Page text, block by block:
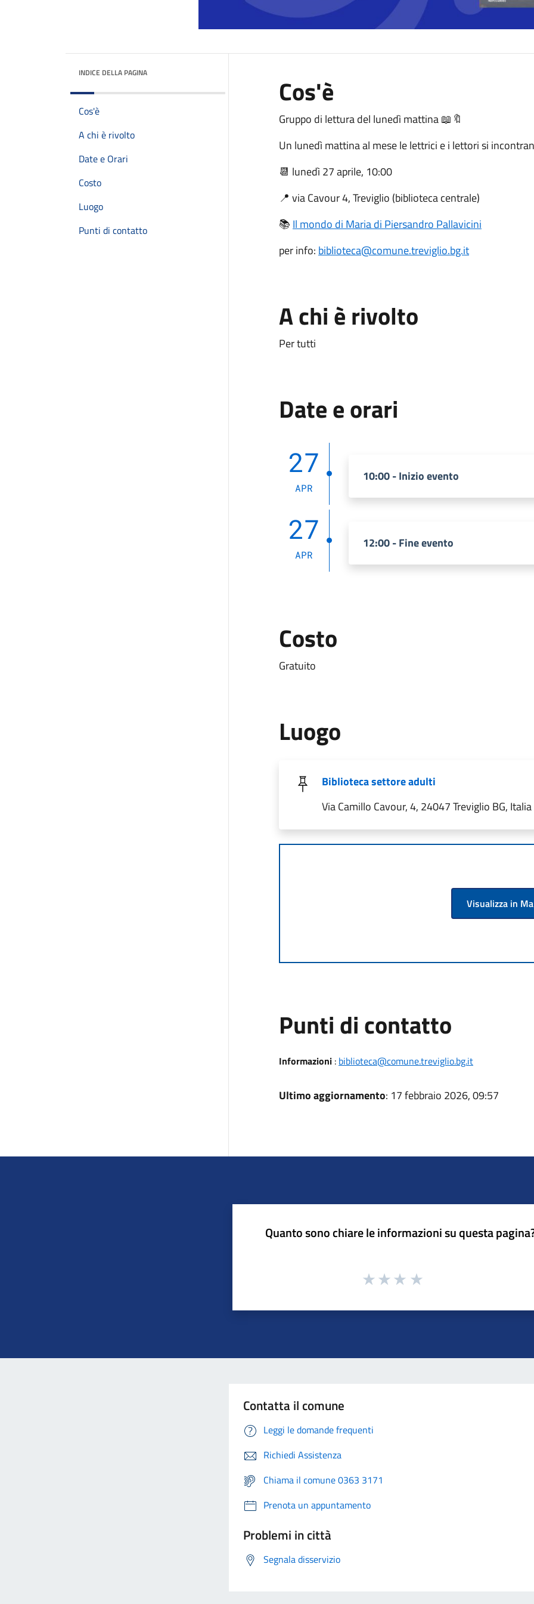
INDICE DELLA PAGINA
Cos'è
A chi è rivolto
Date e Orari
Costo
Luogo
Punti di contatto
Cos'è
Gruppo di lettura del lunedì mattina 📖🔖
Un lunedì mattina al mese le lettrici e i lettori si
📆 lunedì 27 aprile, 10:00
📍 via Cavour 4, Treviglio (biblioteca centrale)
📚 Il mondo di Maria di Piersandro Pallavicini
per info: biblioteca@comune.treviglio.bg.it
A chi è rivolto
Per tutti
Date e orari
27
APR
10:00 - Inizio evento
27
APR
12:00 - Fine evento
Costo
Gratuito
Luogo
Biblioteca settore adulti
Via Camillo Cavour, 4, 24047 Treviglio BG, Italia
Visualizza in
Punti di contatto
Informazioni: biblioteca@comune.treviglio.bg.it
Ultimo aggiornamento: 17 febbraio 2026, 09:57
Quanto sono chiare le informazioni su questa
Contatta il comune
Leggi le domande frequenti
Richiedi Assistenza
Chiama il comune 0363 3171
Prenota un appuntamento
Problemi in città
Segnala disservizio